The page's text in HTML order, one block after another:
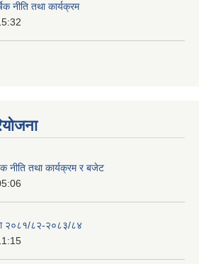
नीति तथा कार्यक्रम
नीति तथा कार्यक्रम र बजेट
२०८१/८२-२०८३/८४